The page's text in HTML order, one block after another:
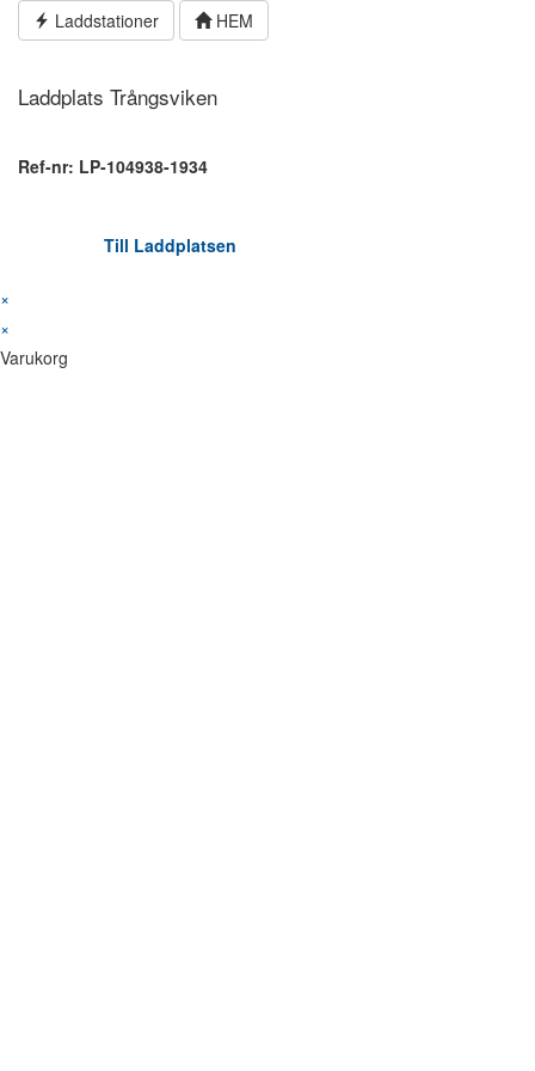
Hoppa Laddstationer HEM
Laddplats Trångsviken
Ref-nr: LP-104938-1934
Till Laddplatsen
×
×
Varukorg